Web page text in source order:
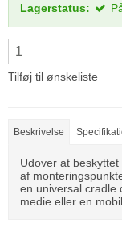
Lagerstatus:
Tilføj til ønskeliste
Beskrivelse
Udover at
af
en universal cradle
medie eller en